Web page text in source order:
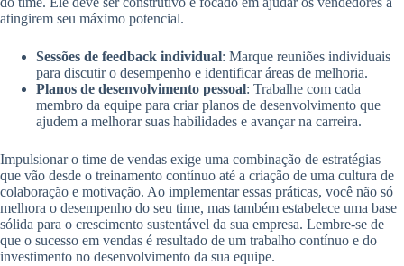
atingirem seu máximo potencial.
Sessões de feedback individual: Marque reuniões individuais
para discutir o desempenho e identificar áreas de melhoria.
Planos de desenvolvimento pessoal: Trabalhe com cada
membro da equipe para criar planos de desenvolvimento que
ajudem a melhorar suas habilidades e avançar na carreira.
Impulsionar o time de vendas exige uma combinação de estratégias
que vão desde o treinamento contínuo até a criação de uma cultura de
colaboração e motivação. Ao implementar essas práticas, você não só
melhora o desempenho do seu time, mas também estabelece uma base
sólida para o crescimento sustentável da sua empresa. Lembre-se de
que o sucesso em vendas é resultado de um trabalho contínuo e do
investimento no desenvolvimento da sua equipe.